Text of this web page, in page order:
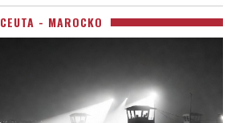
CEUTA - MAROCKO